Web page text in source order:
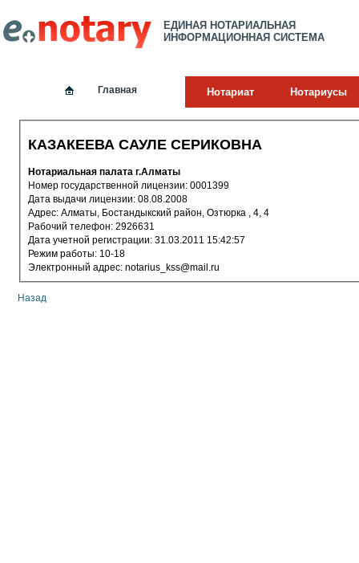
ЕДИНАЯ НОТАРИАЛЬНАЯ
ИНФОРМАЦИОННАЯ СИСТЕМА
Главная Нотариат Нотариусы
КАЗАКЕЕВА САУЛЕ СЕРИКОВНА
Нотариальная палата г.Алматы
Номер государственной лицензии: 0001399
Дата выдачи лицензии: 08.08.2008
Адрес: Алматы, Бостандыкский район, Озтюрка , 4, 4
Рабочий телефон: 2926631
Дата учетной регистрации: 31.03.2011 15:42:57
Режим работы: 10-18
Электронный адрес: notarius_kss@mail.ru
Назад